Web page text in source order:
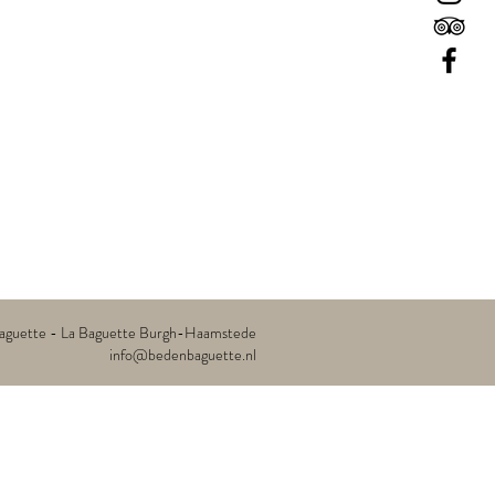
- La Baguette Burgh-Haamstede
info@bedenbaguette.nl